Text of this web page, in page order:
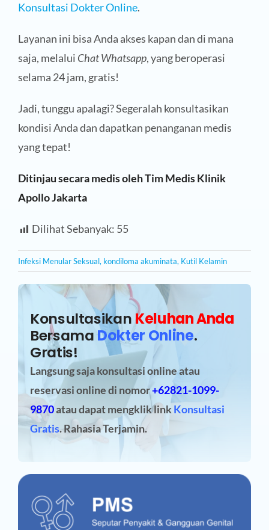
Konsultasi Dokter Online.
Layanan ini bisa Anda akses kapan dan di mana
saja, melalui Chat Whatsapp, yang beroperasi
selama 24 jam, gratis!
Jadi, tunggu apalagi? Segeralah konsultasikan
kondisi Anda dan dapatkan penanganan medis
yang tepat!
Ditinjau secara medis oleh Tim Medis Klinik
Apollo Jakarta
Dilihat Sebanyak: 55
Infeksi Menular Seksual, kondiloma akuminata, Kutil Kelamin
Konsultasikan Keluhan Anda
BersamaDokter Online.
Gratis!
Langsung saja konsultasi online atau
reservasi onlinedi nomor+62821-1099-
9870atau dapat mengklik linkKonsultasi
Gratis. Rahasia Terjamin.